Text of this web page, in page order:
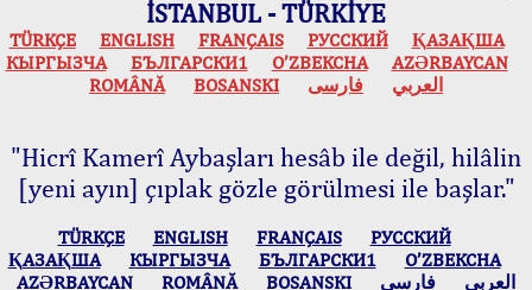
İSTANBUL - TÜRKİYE
TÜRKÇE ENGLISH FRANÇAIS РУССКИЙ
ҚАЗАҚША
КЫPГЫЗЧA
БЪЛГАРСКИ1 O’ZBEKCHA
AZӘRBAYCAN
ROMÂNĂ
BOSANSKI العربي فارسی
"Hicrî Kamerî Aybaşları hesâb ile değil, hilâlin
[yeni ayın] çıplak gözle görülmesi ile başlar."
TÜRKÇE ENGLISH FRANÇAIS
РУССКИЙ
ҚАЗАҚША
КЫPГЫЗЧA БЪЛГАРСКИ1
O’ZBEKCHA
AZӘRBAYCAN
ROMÂNĂ BOSANSKI العربي فارسی